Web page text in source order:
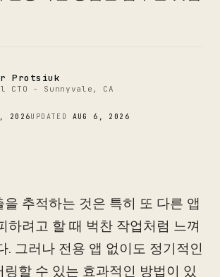
Protsiuk
CTO - Sunnyvale, CA
2026UPDATED AUG 6, 2026
추적하는 것은 특히 또 다른 앱
하려고 할 때 벅찬 작업처럼 느껴
. 그러나 전용 앱 없이도 정기적인
할 수 있는 효과적인 방법이 있